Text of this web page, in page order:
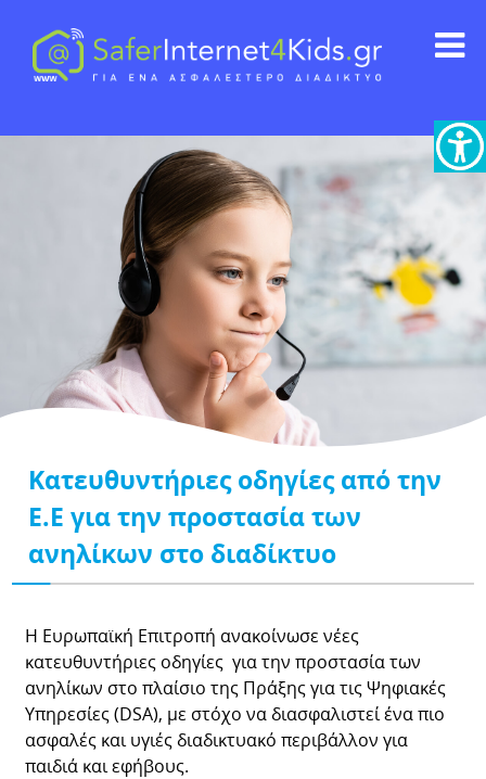
Κατευθυντήριες οδηγίες από την
Ε.Ε για την προστασία των
ανηλίκων στο διαδίκτυο
Η Ευρωπαϊκή Επιτροπή ανακοίνωσε νέες
κατευθυντήριες οδηγίες για την προστασία των
ανηλίκων στο πλαίσιο της Πράξης για τις Ψηφιακές
Υπηρεσίες (DSA), με στόχο να διασφαλιστεί ένα πιο
ασφαλές και υγιές διαδικτυακό περιβάλλον για
παιδιά και εφήβους.